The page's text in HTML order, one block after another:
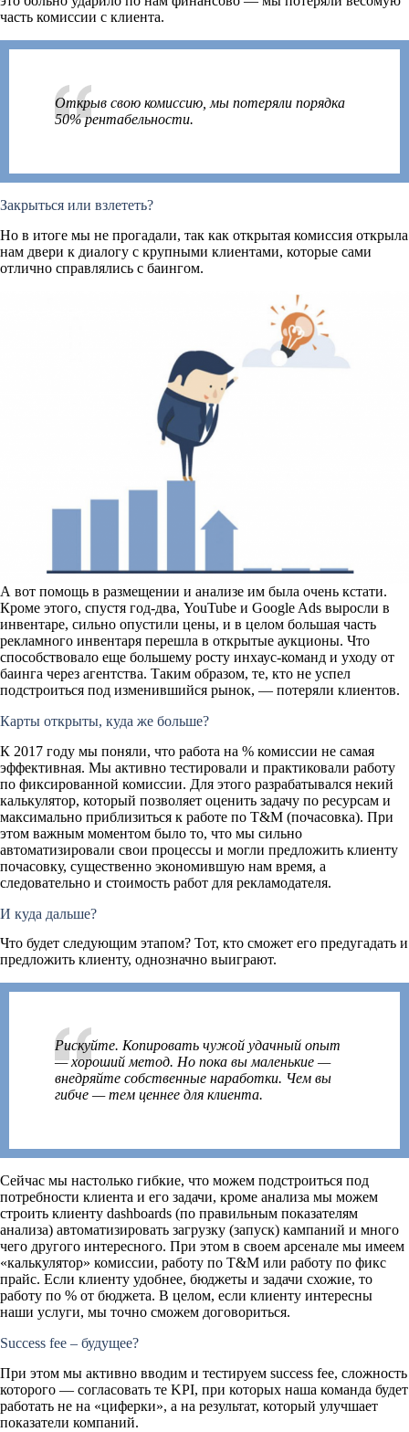
часть комиссии с клиента.
Открыв свою комиссию, мы потеряли порядка
50% рентабельности.
Закрыться или взлететь?
Но в итоге мы не прогадали, так как открытая комиссия открыла
нам двери к диалогу с крупными клиентами, которые сами
отлично справлялись с баингом.
А вот помощь в размещении и анализе им была очень кстати.
Кроме этого, спустя год-два, YouTube и Google Ads выросли в
инвентаре, сильно опустили цены, и в целом большая часть
рекламного инвентаря перешла в открытые аукционы. Что
способствовало еще большему росту инхаус-команд и уходу от
баинга через агентства. Таким образом, те, кто не успел
подстроиться под изменившийся рынок, — потеряли клиентов.
Карты открыты, куда же больше?
К 2017 году мы поняли, что работа на % комиссии не самая
эффективная. Мы активно тестировали и практиковали работу
по фиксированной комиссии. Для этого разрабатывался некий
калькулятор, который позволяет оценить задачу по ресурсам и
максимально приблизиться к работе по T&M (почасовка). При
этом важным моментом было то, что мы сильно
автоматизировали свои процессы и могли предложить клиенту
почасовку, существенно экономившую нам время, а
следовательно и стоимость работ для рекламодателя.
И куда дальше?
Что будет следующим этапом? Тот, кто сможет его предугадать и
предложить клиенту, однозначно выиграют.
Рискуйте. Копировать чужой удачный опыт
— хороший метод. Но пока вы маленькие —
внедряйте собственные наработки. Чем вы
гибче — тем ценнее для клиента.
Сейчас мы настолько гибкие, что можем подстроиться под
потребности клиента и его задачи, кроме анализа мы можем
строить клиенту dashboards (по правильным показателям
анализа) автоматизировать загрузку (запуск) кампаний и много
чего другого интересного. При этом в своем арсенале мы имеем
«калькулятор» комиссии, работу по T&M или работу по фикс
прайс. Если клиенту удобнее, бюджеты и задачи схожие, то
работу по % от бюджета. В целом, если клиенту интересны
наши услуги, мы точно сможем договориться.
Success fee – будущее?
При этом мы активно вводим и тестируем success fee, сложность
которого — согласовать те KPI, при которых наша команда будет
работать не на «циферки», а на результат, который улучшает
показатели компаний.